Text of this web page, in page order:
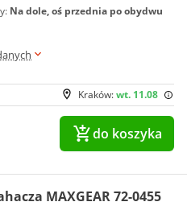
Na dole, oś przednia po obydwu
Kraków:wt. 11.08
do koszyka
MAXGEAR 72-0455